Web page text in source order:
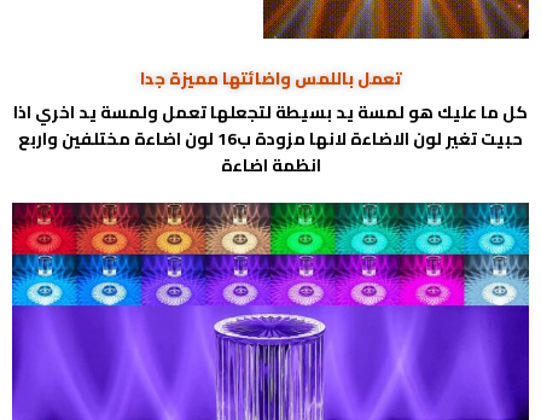
تعمل باللمس واضائتها مميزة جدا
كل ما عليك هو لمسة يد بسيطة لتجعلها تعمل ولمسة يد اخري اذا
حبيت تغير لون الاضاءة لانها مزودة ب16 لون اضاءة مختلفين واربع
انظمة اضاءة